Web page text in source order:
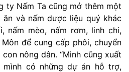
ty Nấm Ta cũng mở thêm một
và nấm dược liệu quý khác
nấm mèo, nấm rơm, linh chi,
để cung cấp phôi, chuyển
nông dân. “Mình cũng xuất
có những dự án hỗ trợ,